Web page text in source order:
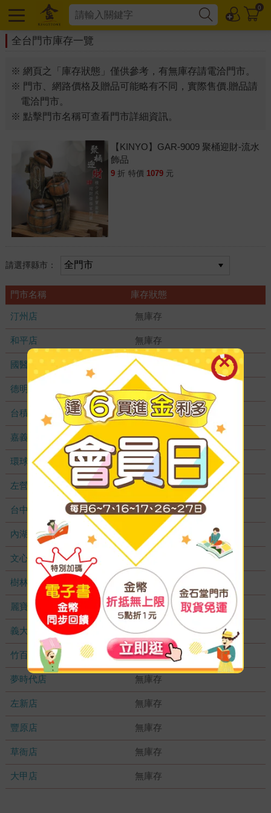
0
全台門市庫存一覽
※ 網頁之「庫存狀態」僅供參考，有無庫存請電洽門市。
※ 門市、網路價格及贈品可能略有不同，實際售價.贈品請
電洽門市。
※ 點擊門市名稱可查看門市詳細資訊。
【KINYO】GAR-9009 聚桶迎財-流水
飾品
9 折 特價 1079 元
請選擇縣市：
門市名稱 庫存狀態
汀州店 無庫存
和平店 無庫存
國醫加盟店 無庫存
德明加盟店 無庫存
台積店 無庫存
嘉義耐斯店 無庫存
環球店 無庫存
左營店 無庫存
台中秀泰店 無庫存
內湖大潤發 無庫存
文心店 無庫存
樹林店 無庫存
麗寶店 無庫存
義大店 無庫存
竹百店 無庫存
夢時代店 無庫存
左新店 無庫存
豐原店 無庫存
草衙店 無庫存
大甲店 無庫存